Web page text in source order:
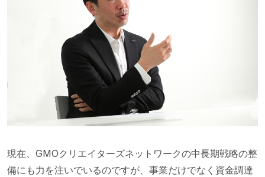
現在、GMOクリエイターズネットワークの中長期戦略の整
備にも力を注いでいるのですが、事業だけでなく資金調達